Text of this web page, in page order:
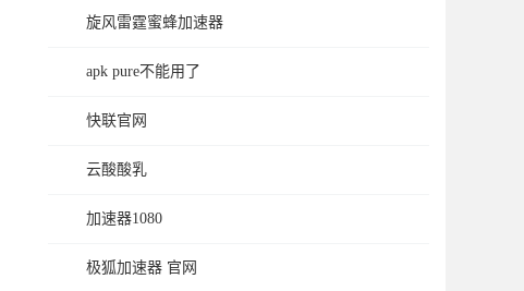
旋风雷霆蜜蜂加速器
apk pure不能用了
快联官网
云酸酸乳
加速器1080
极狐加速器 官网